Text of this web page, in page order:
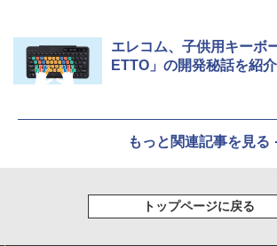
エレコム、子供用キーボ
ETTO」の開発秘話を紹介
もっと関連記事を見る
トップページに戻る